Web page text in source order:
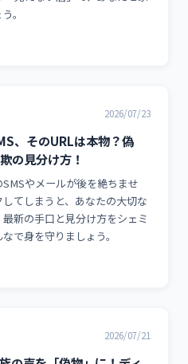
。
2026/07/23
、そのURLは本物？偽
の見分け方！
やメールが後を絶ちませ
てしまうと、あなたの大切な
新の手口と見分け方をシェミ
で身を守りましょう。
2026/07/21